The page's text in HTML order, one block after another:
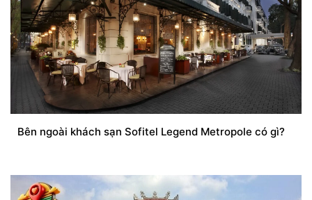
Bên ngoài khách sạn Sofitel Legend Metropole có gì?